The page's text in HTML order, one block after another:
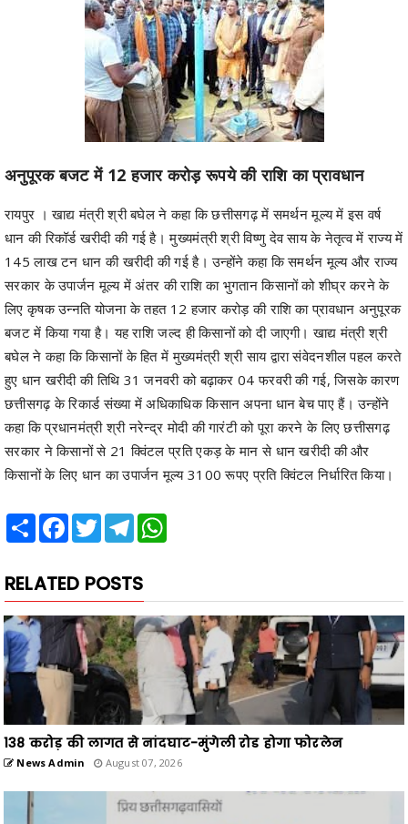
अनुपूरक बजट में 12 हजार करोड़ रूपये की राशि का प्रावधान
रायपुर । खाद्य मंत्री श्री बघेल ने कहा कि छत्तीसगढ़ में समर्थन मूल्य में इस वर्ष
धान की रिकॉर्ड खरीदी की गई है। मुख्यमंत्री श्री विष्णु देव साय के नेतृत्व में राज्य में
145 लाख टन धान की खरीदी की गई है। उन्होंने कहा कि समर्थन मूल्य और राज्य
सरकार के उपार्जन मूल्य में अंतर की राशि का भुगतान किसानों को शीघ्र करने के
लिए कृषक उन्नति योजना के तहत 12 हजार करोड़ की राशि का प्रावधान अनुपूरक
बजट में किया गया है। यह राशि जल्द ही किसानों को दी जाएगी। खाद्य मंत्री श्री
बघेल ने कहा कि किसानों के हित में मुख्यमंत्री श्री साय द्वारा संवेदनशील पहल करते
हुए धान खरीदी की तिथि 31 जनवरी को बढ़ाकर 04 फरवरी की गई, जिसके कारण
छत्तीसगढ़ के रिकार्ड संख्या में अधिकाधिक किसान अपना धान बेच पाए हैं। उन्होंने
कहा कि प्रधानमंत्री श्री नरेन्द्र मोदी की गारंटी को पूरा करने के लिए छत्तीसगढ़
सरकार ने किसानों से 21 क्विंटल प्रति एकड़ के मान से धान खरीदी की और
किसानों के लिए धान का उपार्जन मूल्य 3100 रूपए प्रति क्विंटल निर्धारित किया।
Share Facebook
TwitterTelegram
RELATED POSTS
138 करोड़ की लागत से नांदघाट-मुंगेली रोड होगा फोरलेन
News Admin August 07, 2026